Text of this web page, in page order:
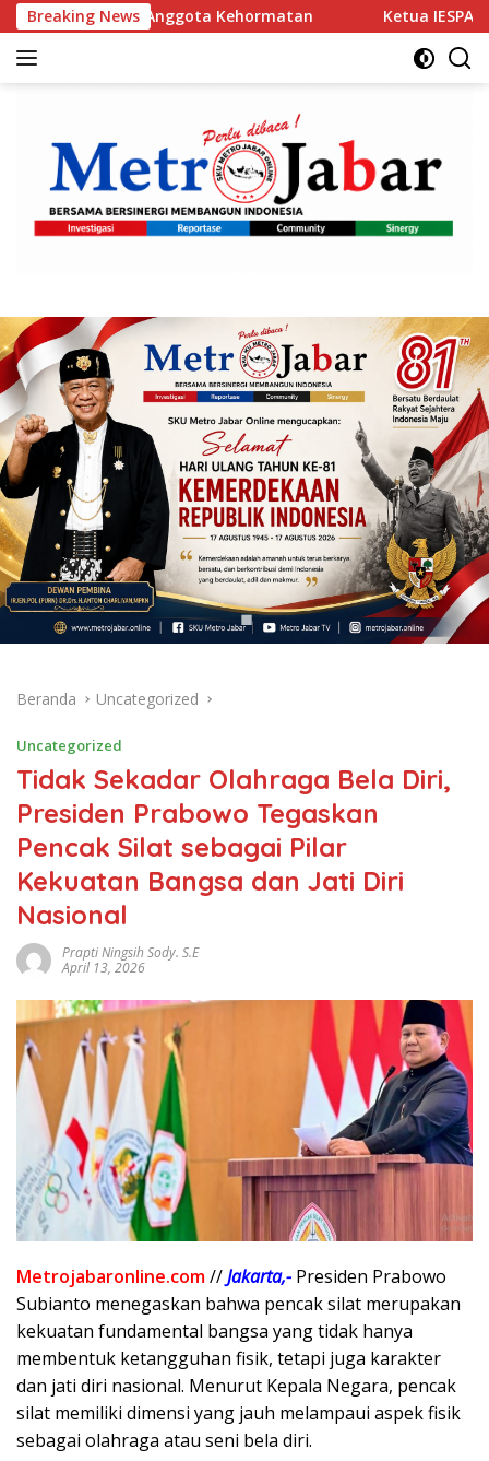
Langsung
ke
konten
Breaking News
Kehormatan Ketua IESPA Ibnu Riza Apresiasi
Beranda Uncategorized
Uncategorized
Tidak Sekadar Olahraga Bela Diri,
Presiden Prabowo Tegaskan
Pencak Silat sebagai Pilar
Kekuatan Bangsa dan Jati Diri
Nasional
Prapti Ningsih Sody. S.E
April 13, 2026
Metrojabaronline.com//Jakarta,- Presiden Prabowo
Subianto menegaskan bahwa pencak silat merupakan
kekuatan fundamental bangsa yang tidak hanya
membentuk ketangguhan fisik, tetapi juga karakter
dan jati diri nasional. Menurut Kepala Negara, pencak
silat memiliki dimensi yang jauh melampaui aspek fisik
sebagai olahraga atau seni bela diri.